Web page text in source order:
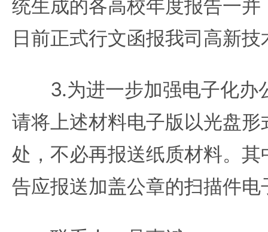
统生成的各高校年度报告一
日前正式行文函报我司高新技
3.为进一步加强电子化办
请将上述材料电子版以光盘
处，不必再报送纸质材料。
告应报送加盖公章的扫描件电